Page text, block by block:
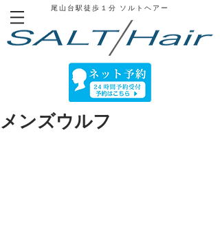
尾山台駅徒歩１分 ​ ソルトヘアー
メンズウルフ